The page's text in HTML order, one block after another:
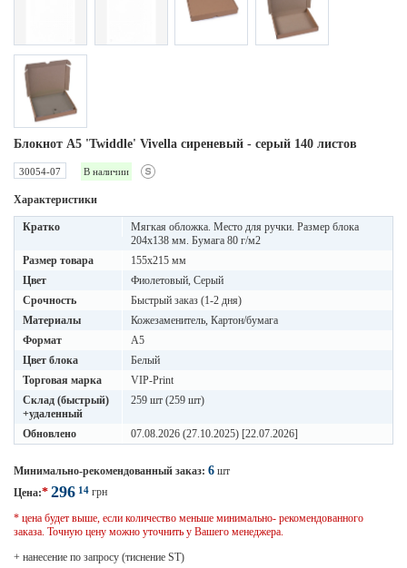
Блокнот А5 'Twiddle' Vivella сиреневый - cерый 140 листов
30054-07 В наличии
Характеристики
Кратко
Мягкая обложка. Место для ручки. Размер блока
204х138 мм. Бумага 80 г/м2
Размер товара
155х215 мм
Цвет
Фиолетовый, Серый
Срочность
Быстрый заказ (1-2 дня)
Материалы
Кожезаменитель, Картон/бумага
Формат
A5
Цвет блока
Белый
Торговая марка
VIP-Print
Склад (быстрый)
+удаленный
259 шт (259 шт)
Обновлено 07.08.2026 (27.10.2025) [22.07.2026]
Минимально-рекомендованный заказ: 6 шт
Цена:* 296 14 грн
* цена будет выше, если количество меньше минимально- рекомендованного
заказа. Точную цену можно уточнить у Вашего менеджера.
+ нанесение по запросу (тиснение ST)